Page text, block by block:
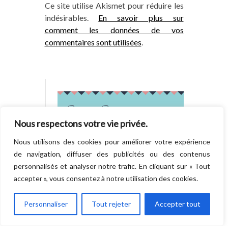
Nous respectons votre vie privée.
Nous utilisons des cookies pour améliorer votre expérience
de navigation, diffuser des publicités ou des contenus
personnalisés et analyser notre trafic. En cliquant sur « Tout
accepter », vous consentez à notre utilisation des cookies.
Personnaliser Tout rejeter Accepter tout
Ce site utilise Akismet pour réduire les
indésirables. En savoir plus sur
comment les données de vos
commentaires sont utilisées.
Suivez Swagday partout
Follow